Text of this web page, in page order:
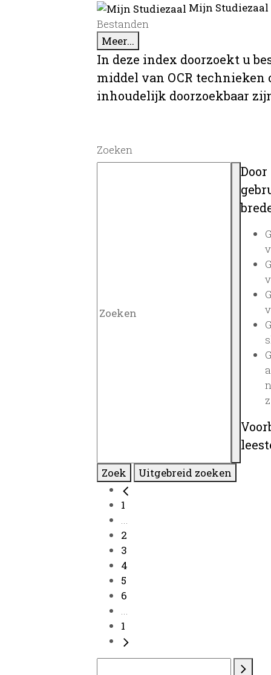
Mijn
Bestanden
Meer...
In deze index doorzoekt u
middel van OCR
inhoudelijk doorzoekbaar
Zoeken
Zoek Uitgebreid zoeken
1
...
2
3
4
5
6
...
1